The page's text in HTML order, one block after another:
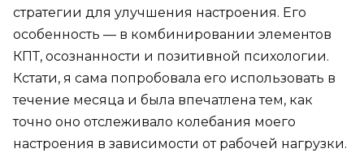
стратегии для улучшения настроения. Его
особенность — в комбинировании элементов
КПТ, осознанности и позитивной психологии.
Кстати, я сама попробовала его использовать в
течение месяца и была впечатлена тем, как
точно оно отслеживало колебания моего
настроения в зависимости от рабочей нагрузки.